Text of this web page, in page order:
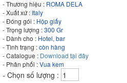
- Thương hiệu : ROMA DELA
- Xuất xứ : Italy
- Đóng gói : Hộp giấy
- Trọng lượng :300 Gr
- Dành cho : Hotel, bar
- Tình trạng :còn hàng
- Catalogue : Download tại đây
- Phân phối :Vua kem
- Chọn số lượng :